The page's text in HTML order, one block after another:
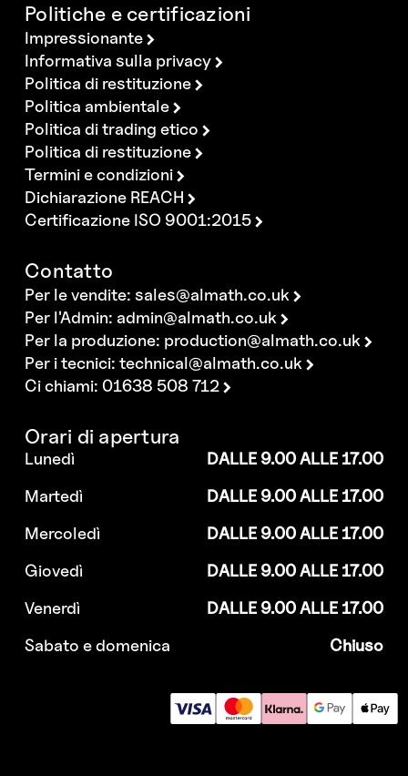
Politiche e certificazioni
Impressionante
Informativa sulla privacy
Politica di restituzione
Politica ambientale
Politica di trading etico
Politica di restituzione
Termini e condizioni
Dichiarazione REACH
Certificazione ISO 9001:2015
Contatto
Per le vendite:sales@almath.co.uk
Per l'Admin: admin@almath.co.uk
Per la produzione: production@almath.co.uk
Per i tecnici:technical@almath.co.uk
Ci chiami: 01638 508 712
Orari di apertura
Lunedì
DALLE 9.00 ALLE 17.00
Martedì
DALLE 9.00 ALLE 17.00
Mercoledì
DALLE 9.00 ALLE 17.00
Giovedì
DALLE 9.00 ALLE 17.00
Venerdì
DALLE 9.00 ALLE 17.00
Sabato e domenica
Chiuso